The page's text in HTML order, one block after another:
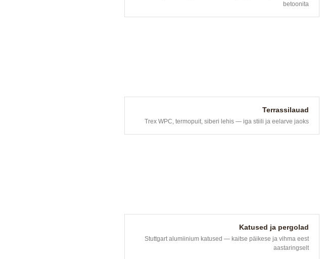
betoonita
Terrassilauad
Trex WPC, termopuit, siberi lehis — iga stiili ja eelarve jaoks
Katused ja pergolad
Stuttgart alumiinium katused — kaitse päikese ja vihma eest
aastaringselt